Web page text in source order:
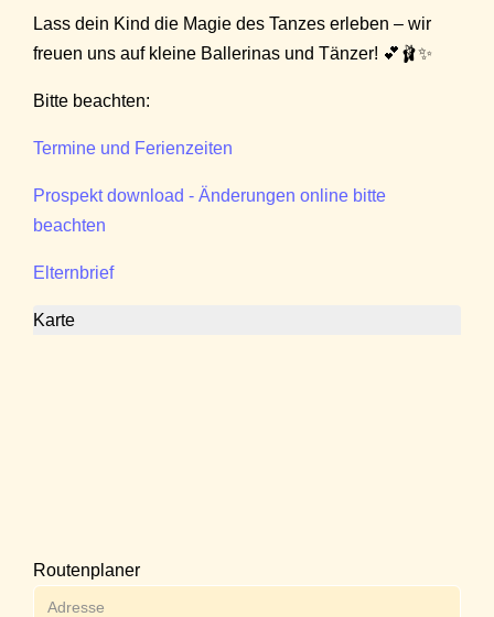
Lass dein Kind die Magie des Tanzes erleben – wir
freuen uns auf kleine Ballerinas und Tänzer! 💕🩰✨
Bitte beachten:
Termine und Ferienzeiten
Prospekt download - Änderungen online bitte
beachten
Elternbrief
Karte
Routenplaner